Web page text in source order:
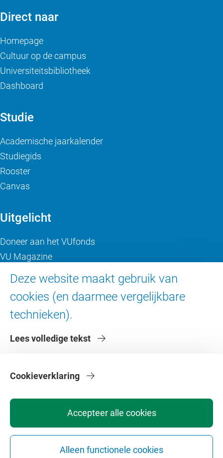
Deze website maakt gebruik van
cookies (en daarmee vergelijkbare
technieken).
Lees volledige tekst
Accepteer alle cookies
Alleen functionele cookies
Cookieverklaring
Direct naar
Homepage
Cultuur op de campus
Universiteitsbibliotheek
Dashboard
Studie
Academische jaarkalender
Studiegids
Rooster
Canvas
Uitgelicht
Doneer aan het VUfonds
VU Magazine
Over de VU
Contact en route
Faculteiten